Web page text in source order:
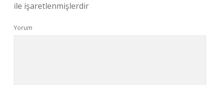
ile işaretlenmişlerdir
Yorum